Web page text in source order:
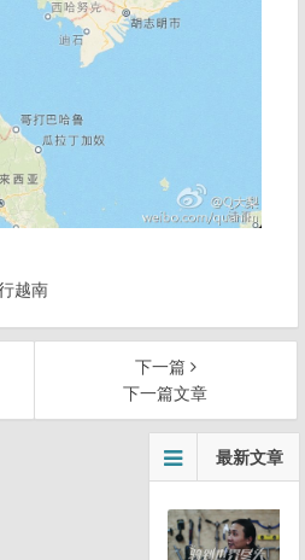
越南
下一篇
下一篇文章
最新文章